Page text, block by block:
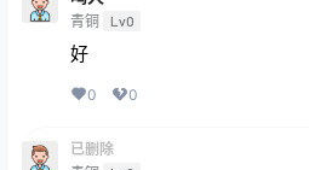
青铜 Lv0
好
0 0
已删除